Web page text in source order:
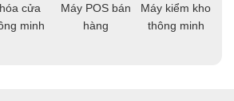
cửa
minh
Máy POS bán
hàng
Máy kiểm kho
thông minh